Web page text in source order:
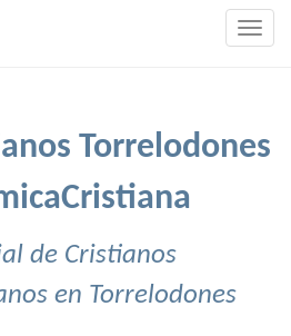
Torrelodones
de Cristianos
en Torrelodones